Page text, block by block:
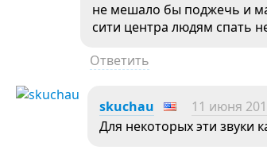
не мешало бы поджечь и
сити центра людям спать
Ответить
skuchau 11 июня
Для некоторых эти звуки